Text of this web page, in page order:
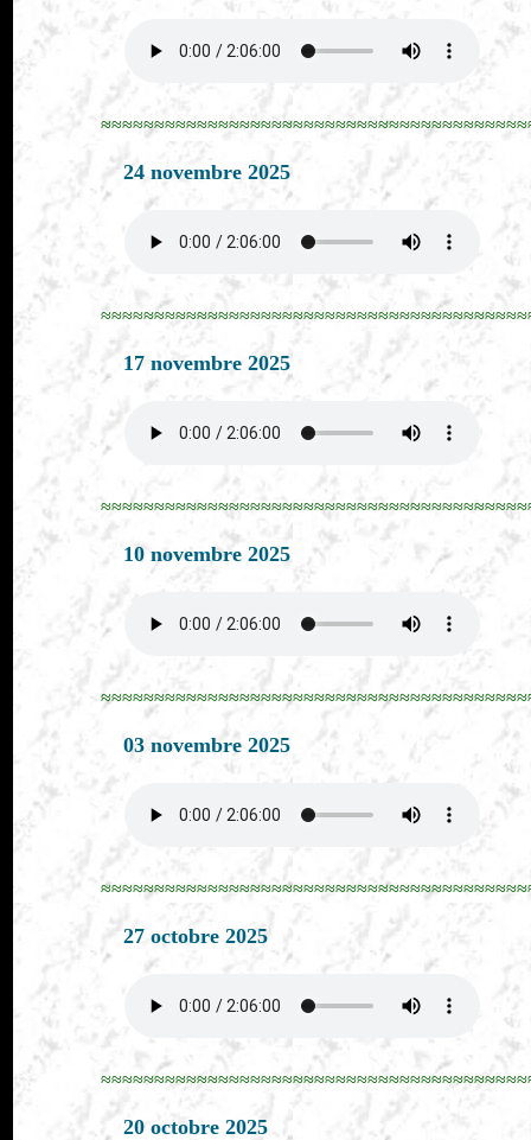
24 novembre 2025
17 novembre 2025
10 novembre 2025
03 novembre 2025
27 octobre 2025
20 octobre 2025